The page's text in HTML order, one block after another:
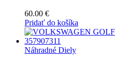
60.00 €
Pridať do košíka
Náhradné Diely